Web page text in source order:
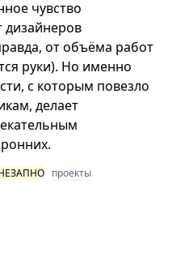
чувство
дизайнеров
от объёма работ
руки). Но именно
с которым повезло
делает
проекты